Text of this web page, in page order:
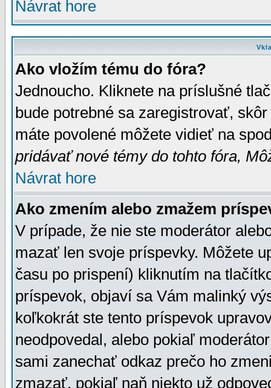
Návrat hore
Ako vložím tému do fóra?
Jednoucho. Kliknete na príslušné
bude potrebné sa zaregistrovať,
máte povolené môžete vidieť na
pridávať nové témy do tohto fóra,
Návrat hore
Ako zmením alebo zmažem
V prípade, že nie ste moderátor
mazať len svoje príspevky. Môžete
času po prispení) kliknutím na
príspevok, objaví sa Vám malinký
koľkokrát ste tento príspevok
neodpovedal, alebo pokiaľ
sami zanechať odkaz prečo ho
zmazať, pokiaľ naň niekto už